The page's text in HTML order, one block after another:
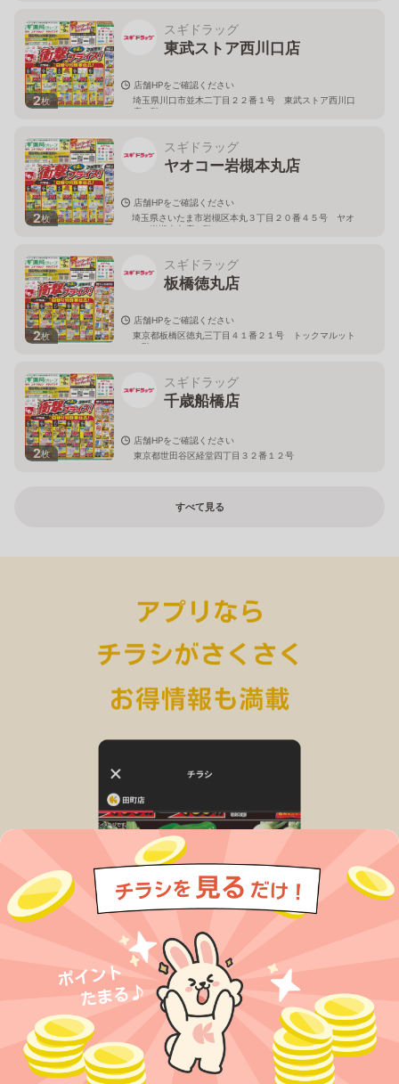
2枚
スギドラッグ
東武ストア西川口店
店舗HPをご確認ください
埼玉県川口市並木二丁目２２番１号 東武ストア西川口
店２階
2枚
スギドラッグ
ヤオコー岩槻本丸店
店舗HPをご確認ください
埼玉県さいたま市岩槻区本丸３丁目２０番４５号 ヤオ
コー岩槻本丸店２階
2枚
スギドラッグ
板橋徳丸店
店舗HPをご確認ください
東京都板橋区徳丸三丁目４１番２１号 トックマルット
１階
2枚
スギドラッグ
千歳船橋店
店舗HPをご確認ください
東京都世田谷区経堂四丁目３２番１２号
すべて見る